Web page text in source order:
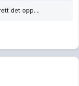
det opp....